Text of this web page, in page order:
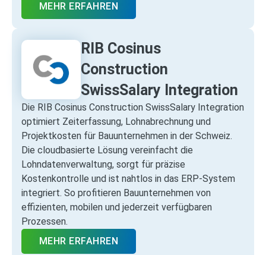
MEHR ERFAHREN
RIB Cosinus
Construction
SwissSalary Integration
Die RIB Cosinus Construction SwissSalary Integration
optimiert Zeiterfassung, Lohnabrechnung und
Projektkosten für Bauunternehmen in der Schweiz.
Die cloudbasierte Lösung vereinfacht die
Lohndatenverwaltung, sorgt für präzise
Kostenkontrolle und ist nahtlos in das ERP‑System
integriert. So profitieren Bauunternehmen von
effizienten, mobilen und jederzeit verfügbaren
Prozessen.
MEHR ERFAHREN